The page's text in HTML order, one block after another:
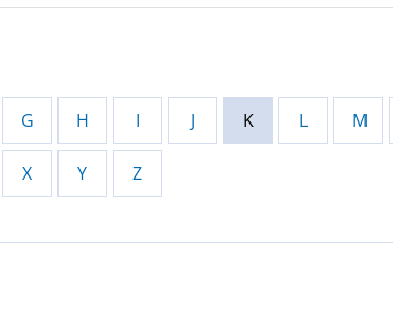
G H I J K L M
X Y Z